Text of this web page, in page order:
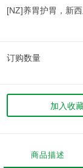
[NZ]养胃护胃，新
订购数量
加入收
商品描述